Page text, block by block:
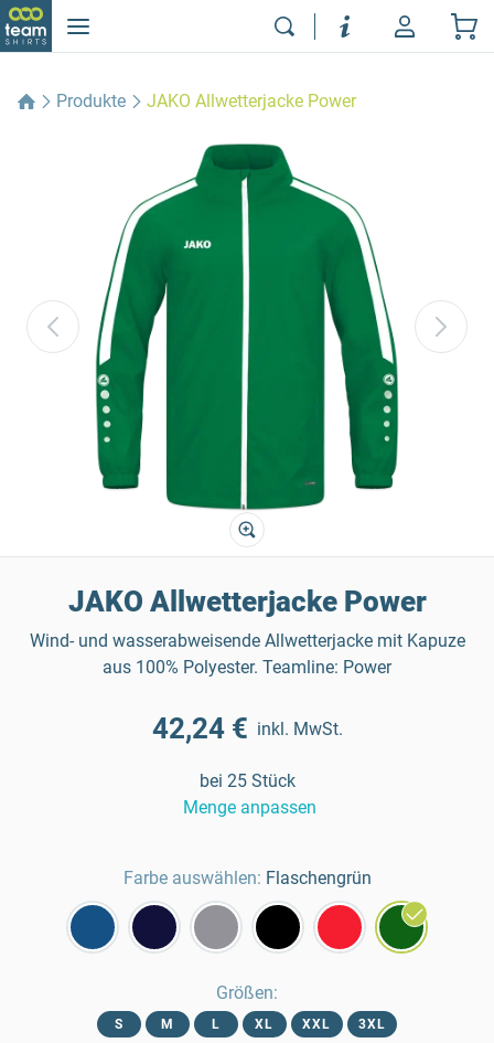
Produkte JAKO Allwetterjacke Power
JAKO Allwetterjacke Power
Wind- und wasserabweisende Allwetterjacke mit Kapuze
aus 100% Polyester. Teamline: Power
42,24 € inkl. MwSt.
bei 25 Stück
Menge anpassen
Farbe auswählen: Flaschengrün
Größen:
S M L XL XXL 3XL